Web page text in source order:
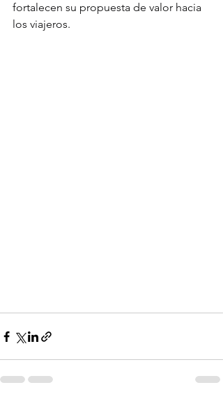
fortalecen su propuesta de valor hacia
los viajeros.